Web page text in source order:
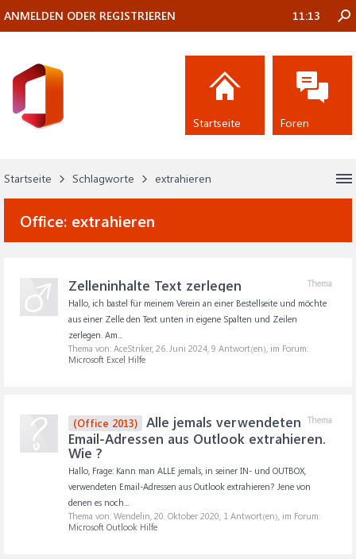
Startseite Schlagworte extrahieren
Office: extrahieren
Thema
Zelleninhalte Text zerlegen
Hallo, ich bastel für meinem Verein an einer Bestellseite und möchte
aus einer Zelle den Text unten in eigene Spalten und Zeilen
zerlegen. Am...
Thema von: AceStriker, 26. Juni 2024, 9 Antwort(en), im Forum:
Microsoft Excel Hilfe
Thema
(Office 2013)
Alle jemals verwendeten
Email-Adressen aus Outlook extrahieren.
Wie ?
Hallo, Frage: Kann man ALLE jemals, in seiner IN- und OUTBOX,
verwendeten Email-Adressen aus Outlook extrahieren? Jene von
denen es noch...
Thema von: Wendelin, 20. Oktober 2020, 1 Antwort(en), im Forum:
Microsoft Outlook Hilfe
ANMELDEN ODER REGISTRIEREN 11:13
Startseite Foren